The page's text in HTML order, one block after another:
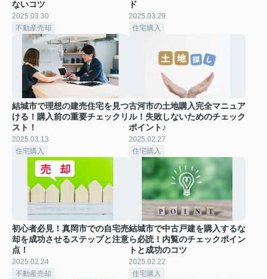
ないコツ
2025.03.30
不動産売却
ド
2025.03.29
住宅購入
結城市で理想の建売住宅を見つ
ける！購入前の重要チェックリ
スト！
2025.03.13
住宅購入
古河市の土地購入完全マニュア
ル！失敗しないためのチェック
ポイント♪
2025.02.27
住宅購入
初心者必見！真岡市での自宅売
却を成功させるステップと注意
点！
2025.02.24
不動産売却
結城市で中古戸建を購入するな
ら必読！内覧のチェックポイン
トと成功のコツ
2025.02.22
住宅購入